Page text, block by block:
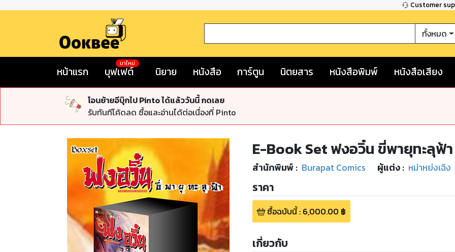
Customer
ทั้งหมด
หน้าแรก บุฟเฟต์
มาใหม่
นิยาย หนังสือ การ์ตูน นิตยสาร หนังสือพิมพ์ หนังสือเสียง
โอนย้ายอีบุ๊กไป Pinto ได้แล้ววันนี้ กดเลย
รับทันทีโค้ดลด ซื้อและอ่านได้ต่อเนื่องที่ Pinto
E-Book Set ฟงอวิ๋น ขี่พายุทะลุฟ้า
สำนักพิมพ์ : Burapat Comics ผู้แต่ง : หม่าหย่งเฉิง
ราคา
ซื้อฉบับนี้: 6,000.00 ฿
เกี่ยวกับ